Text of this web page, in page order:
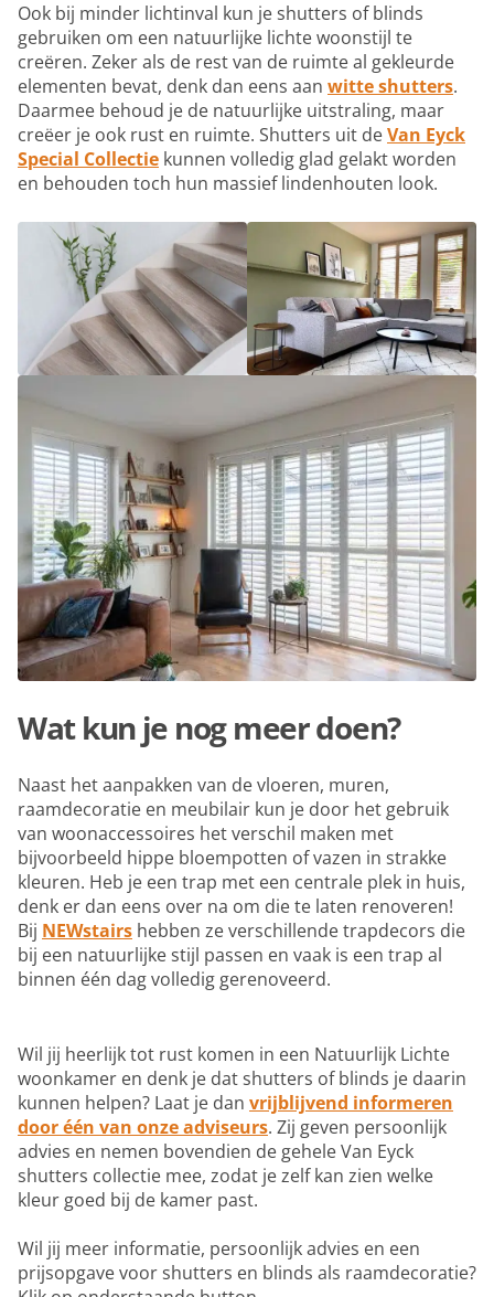
Ook bij minder lichtinval kun je shutters of blinds
gebruiken om een natuurlijke lichte woonstijl te
creëren. Zeker als de rest van de ruimte al gekleurde
elementen bevat, denk dan eens aan witte shutters.
Daarmee behoud je de natuurlijke uitstraling, maar
creëer je ook rust en ruimte. Shutters uit deVan Eyck
Special Collectie kunnen volledig glad gelakt worden
en behouden toch hun massief lindenhouten look.
Wat kun je nog meer doen?
Naast het aanpakken van de vloeren, muren,
raamdecoratie en meubilair kun je door het gebruik
van woonaccessoires het verschil maken met
bijvoorbeeld hippe bloempotten of vazen in strakke
kleuren. Heb je een trap met een centrale plek in huis,
denk er dan eens over na om die te laten renoveren!
Bij NEWstairs hebben ze verschillende trapdecors die
bij een natuurlijke stijl passen en vaak is een trap al
binnen één dag volledig gerenoveerd.
Wil jij heerlijk tot rust komen in een Natuurlijk Lichte
woonkamer en denk je dat shutters of blinds je daarin
kunnen helpen? Laat je dan vrijblijvend informeren
door één van onze adviseurs. Zij geven persoonlijk
advies en nemen bovendien de gehele Van Eyck
shutters collectie mee, zodat je zelf kan zien welke
kleur goed bij de kamer past.
Wil jij meer informatie, persoonlijk advies en een
prijsopgave voor shutters en blinds als raamdecoratie?